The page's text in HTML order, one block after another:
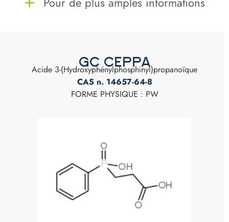
GC CEPPA
Acide 3-(Hydroxyphénylphosphinyl)propanoïque
CAS n. 14657-64-8
FORME PHYSIQUE : PW